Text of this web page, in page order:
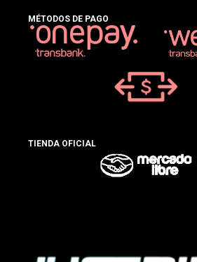
MÉTODOS DE PAGO
TIENDA OFICIAL